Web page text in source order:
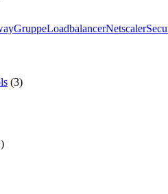
GruppeLoadbalancerNetscaler
(3)